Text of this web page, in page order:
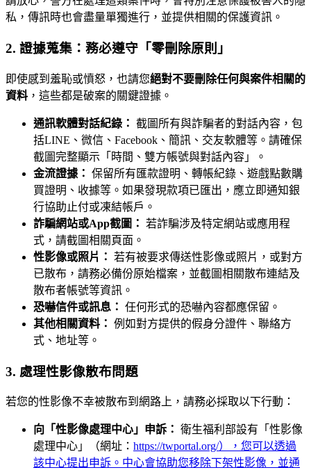
私，傳訊時也會盡量單獨進行，並提供相關的保護資訊。
2. 證據蒐集：務必遵守「零刪除原則」
即使感到羞恥或憤怒，也請您絕對不要刪除任何與案件相關的
資料 ，這些都是破案的關鍵證據。
通訊軟體對話紀錄： 截圖所有與詐騙者的對話內容，包
括LINE、微信、Facebook、簡訊、交友軟體等。請確保
截圖完整顯示「時間、雙方帳號與對話內容」。
金流證據： 保留所有匯款證明、轉帳紀錄、遊戲點數購
買證明、收據等。如果發現款項已匯出，應立即通知銀
行協助止付或凍結帳戶。
詐騙網站或App截圖： 若詐騙涉及特定網站或應用程
式，請截圖相關頁面。
性影像或照片： 若有被要求傳送性影像或照片，或對方
已散布，請務必備份原始檔案，並截圖相關散布連結及
散布者帳號等資訊。
恐嚇信件或訊息： 任何形式的恐嚇內容都應保留。
其他相關資料： 例如對方提供的假身分證件、聯絡方
式、地址等。
3. 處理性影像散布問題
若您的性影像不幸被散布到網路上，請務必採取以下行動：
向「性影像處理中心」申訴： 衛生福利部設有「性影像
處理中心」（網址： https://twportal.org/），您可以透過
該中心提出申訴。中心會協助您移除下架性影像，並通